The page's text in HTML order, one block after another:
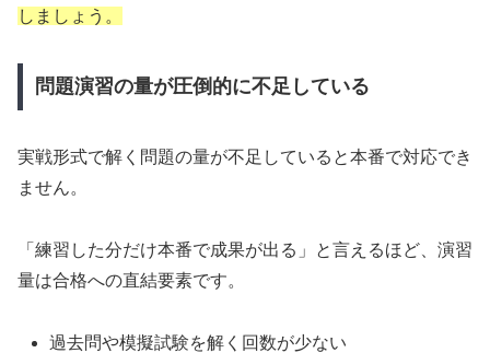
しましょう。
問題演習の量が圧倒的に不足している
実戦形式で解く問題の量が不足していると本番で対応でき
ません。
「練習した分だけ本番で成果が出る」と言えるほど、演習
量は合格への直結要素です。
過去問や模擬試験を解く回数が少ない